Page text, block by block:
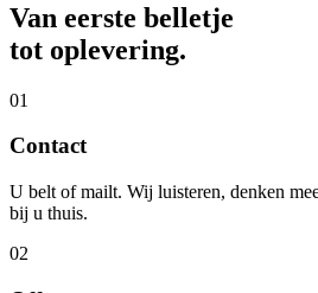
Van eerste belletje
tot oplevering.
01
Contact
U belt of mailt. Wij luisteren, denken
bij u thuis.
02